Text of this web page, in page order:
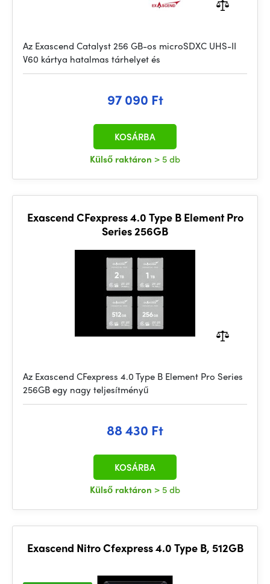
Az Exascend Catalyst 256 GB-os microSDXC UHS-II
V60 kártya hatalmas tárhelyet és
97 090 Ft
Külső raktáron > 5 db
KOSÁRBA
Exascend CFexpress 4.0 Type B Element Pro
Series 256GB
Az Exascend CFexpress 4.0 Type B Element Pro Series
256GB egy nagy teljesítményű
88 430 Ft
Külső raktáron > 5 db
KOSÁRBA
Exascend Nitro Cfexpress 4.0 Type B, 512GB